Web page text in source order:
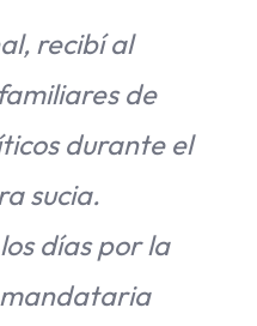
recibí al
de
durante el
sucia.
días por la